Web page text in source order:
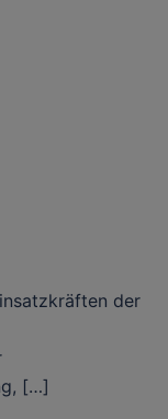
der
[…]